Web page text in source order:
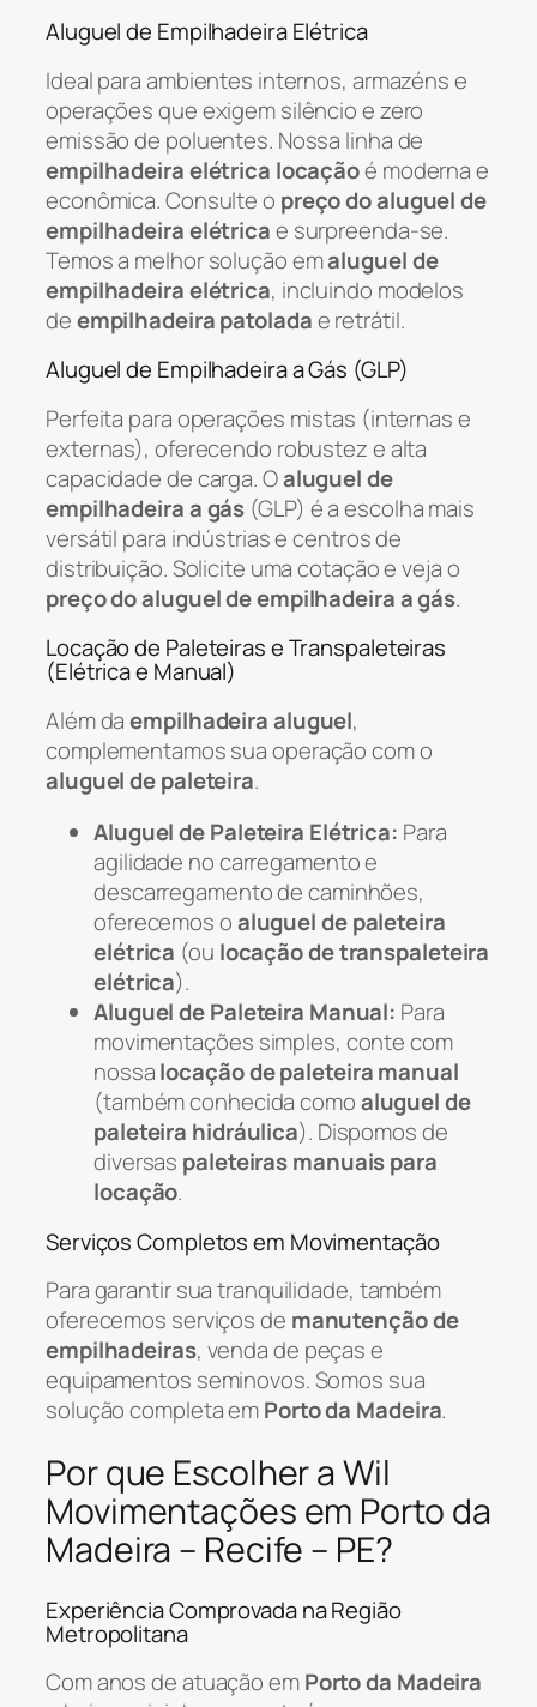
Aluguel de Empilhadeira Elétrica
Ideal para ambientes internos, armazéns e
operações que exigem silêncio e zero
emissão de poluentes. Nossa linha de
empilhadeira elétrica locaçãoé moderna e
econômica. Consulte o preço do aluguel de
empilhadeira elétricae surpreenda-se.
Temos a melhor solução emaluguel de
empilhadeira elétrica, incluindo modelos
deempilhadeira patoladae retrátil.
Aluguel de Empilhadeira a Gás (GLP)
Perfeita para operações mistas (internas e
externas), oferecendo robustez e alta
capacidade de carga. Oaluguel de
empilhadeira a gás (GLP) é a escolha mais
versátil para indústrias e centros de
distribuição. Solicite uma cotação e veja o
preço do aluguel de empilhadeira a gás.
Locação de Paleteiras e Transpaleteiras
(Elétrica e Manual)
Além daempilhadeira aluguel,
complementamos sua operação com o
aluguel de paleteira.
Aluguel de Paleteira Elétrica: Para
agilidade no carregamento e
descarregamento de caminhões,
oferecemos oaluguel de paleteira
elétrica (ou locação de transpaleteira
elétrica).
Aluguel de Paleteira Manual: Para
movimentações simples, conte com
nossalocação de paleteira manual
(também conhecida comoaluguel de
paleteira hidráulica). Dispomos de
diversas paleteiras manuais para
locação.
Serviços Completos em Movimentação
Para garantir sua tranquilidade, também
oferecemos serviços de manutenção de
empilhadeiras, venda de peças e
equipamentos seminovos. Somos sua
solução completa emPorto da Madeira.
Por que Escolher a Wil
Movimentações em Porto da
Madeira – Recife – PE?
Experiência Comprovada na Região
Metropolitana
Com anos de atuação emPorto da Madeira